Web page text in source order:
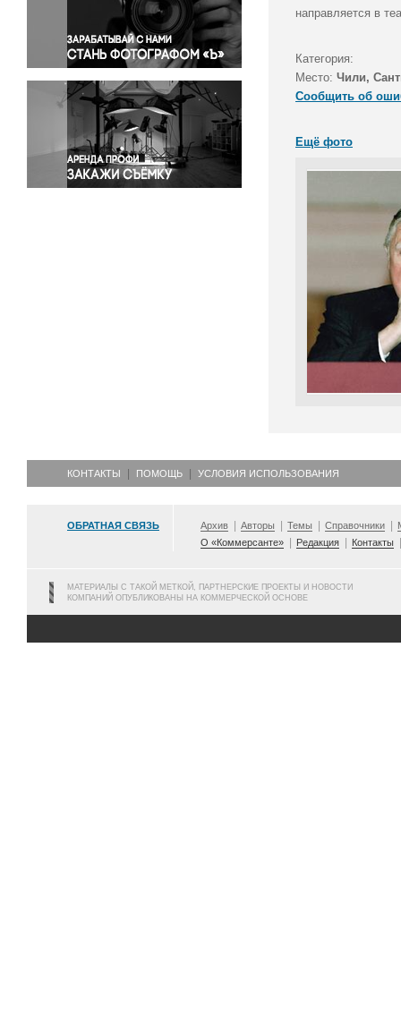
Правосудие
Происшествия и конфликты
Религия
Светская жизнь
Спорт
Экология
Экономика и бизнес
направляется в
Категория:
Место: Чили,
Сообщить об
Ещё фото
КОНТАКТЫ ПОМОЩЬ УСЛОВИЯ ИСПОЛЬЗОВАНИЯ
ОБРАТНАЯ СВЯЗЬ Архив Авторы Темы Справочники
О «Коммерсанте»
Редакция Контакты
МАТЕРИАЛЫ С ТАКОЙ МЕТКОЙ, ПАРТНЕРСКИЕ ПРОЕКТЫ И НОВОСТИ
КОМПАНИЙ ОПУБЛИКОВАНЫ НА КОММЕРЧЕСКОЙ ОСНОВЕ